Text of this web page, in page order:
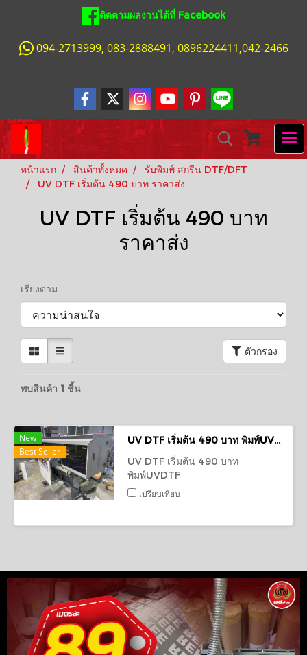
ติดตามผลงานได้ที่ Facebook
094-2713999, 083-2888491, 0896224411,042-2466
หน้าแรก สินค้าทั้งหมด
รับพิมพ์ สกรีน DTF/DFT
UV DTF เริ่มต้น 490 บาท ราคาส่ง
UV DTF เริ่มต้น 490 บาท
ราคาส่ง
เรียงตาม
ตัวกรอง
พบสินค้า 1 ชิ้น
New
Best Seller
UV DTF เริ่มต้น 490 บาท พิมพ์UVDTF อุดรธานี,หนองบัวลำภู,หนองคาย,เลย ทั่วประเทศ
UV DTF เริ่มต้น 490 บาท
พิมพ์UVDTF
เปรียบเทียบ